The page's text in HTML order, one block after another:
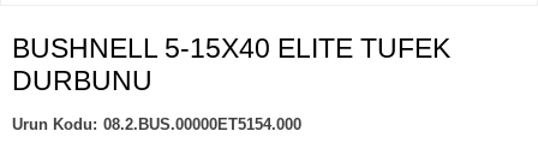
BUSHNELL 5-15X40 ELITE TUFEK
DURBUNU
08.2.BUS.00000ET5154.000